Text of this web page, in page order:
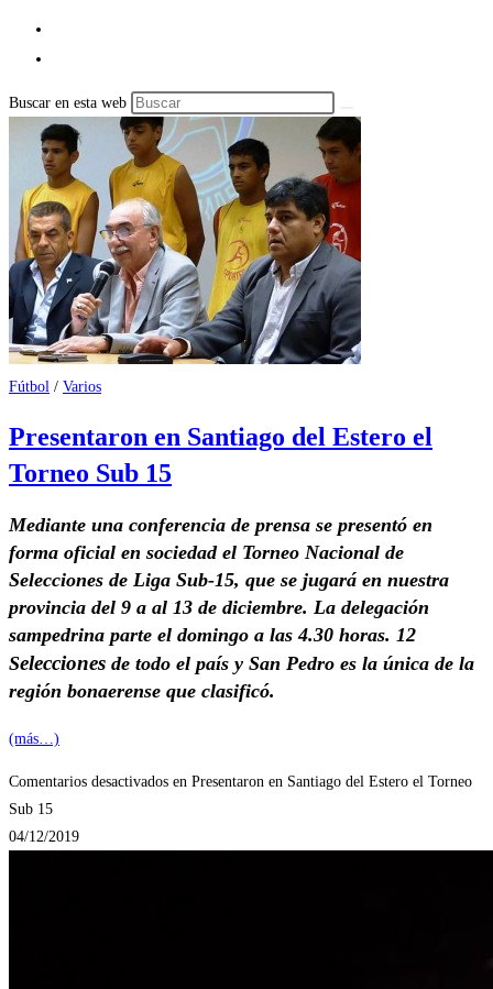
Buscar en esta web
Fútbol / Varios
Presentaron en Santiago del Estero el
Torneo Sub 15
Mediante una conferencia de prensa se presentó en
forma oficial en sociedad el Torneo Nacional de
Selecciones de Liga Sub-15, que se jugará en nuestra
provincia del 9 a al 13 de diciembre. La delegación
sampedrina parte el domingo a las 4.30 horas. 12
Selecciones de todo el país y San Pedro es la única de la
región bonaerense que clasificó.
(más…)
Comentarios desactivados en Presentaron en Santiago del Estero el Torneo
Sub 15
04/12/2019